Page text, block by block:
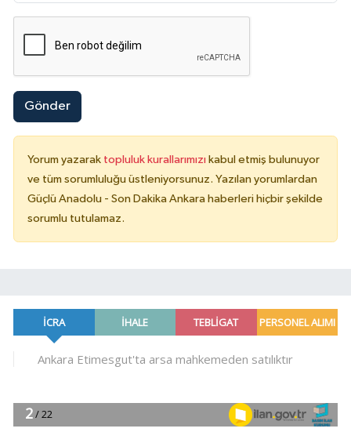
Gönder
Yorum yazarak topluluk kurallarımızı kabul etmiş bulunuyor
ve tüm sorumluluğu üstleniyorsunuz. Yazılan yorumlardan
Güçlü Anadolu - Son Dakika Ankara haberleri hiçbir şekilde
sorumlu tutulamaz.